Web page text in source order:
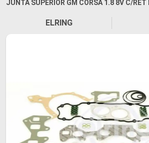
JUNTA SUPERIOR GM CORSA 1.8 8V C/RET
ELRING